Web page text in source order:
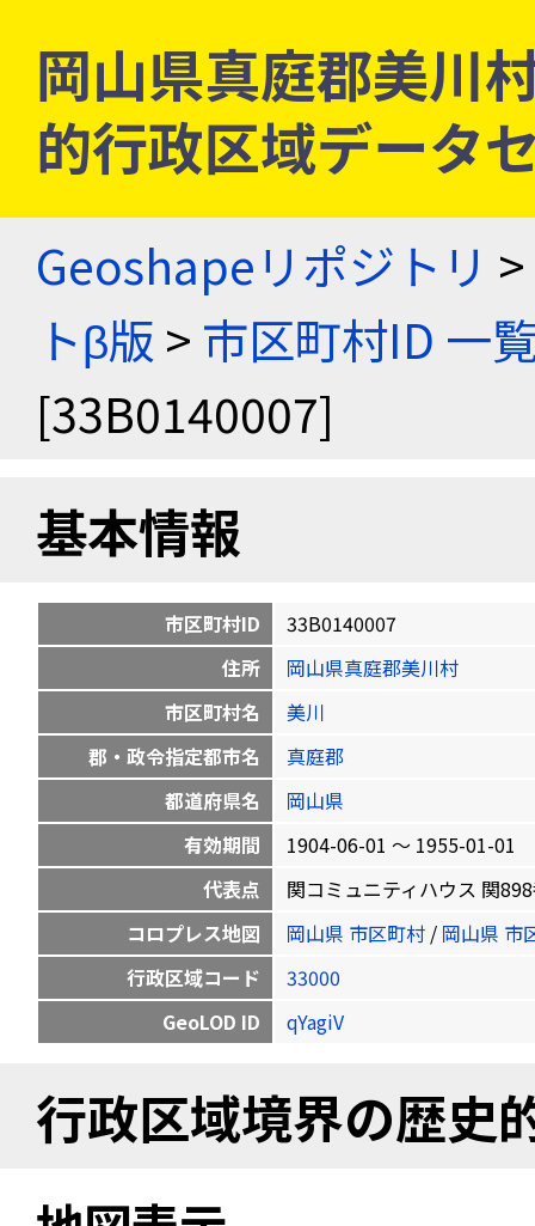
岡山県真庭郡美川
的行政区域データ
Geoshapeリポジトリ >
トβ版 > 市区町村ID 一
[33B0140007]
基本情報
市区町村ID
33B0140007
住所
岡山県真庭郡美川村
市区町村名
美川
郡・政令指定都市名
真庭郡
都道府県名
岡山県
有効期間
1904-06-01 〜 1955-01-01
代表点
関コミュニティハウス 関
コロプレス地図
岡山県 市区町村 / 岡山県 市
行政区域コード
33000
GeoLOD ID
qYagiV
行政区域境界の歴史